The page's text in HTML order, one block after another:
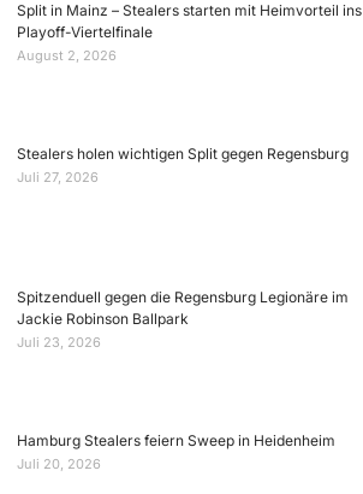
Split in Mainz – Stealers starten mit Heimvorteil ins
Playoff-Viertelfinale
August 2, 2026
Stealers holen wichtigen Split gegen Regensburg
Juli 27, 2026
Spitzenduell gegen die Regensburg Legionäre im
Jackie Robinson Ballpark
Juli 23, 2026
Hamburg Stealers feiern Sweep in Heidenheim
Juli 20, 2026